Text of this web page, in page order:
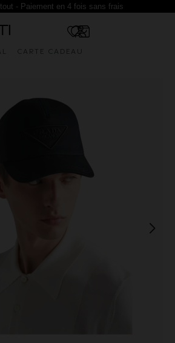
- Paiement en 4 fois sans frais
CARTE CADEAU